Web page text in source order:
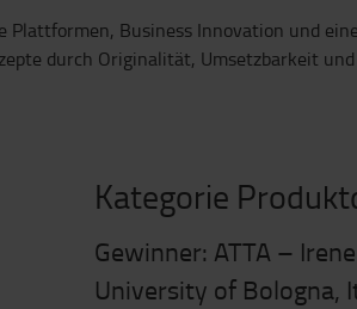
Business Innovation und
durch Originalität, Umsetzbarkeit
Kategorie
Gewinner: ATTA –
University of Bologna,